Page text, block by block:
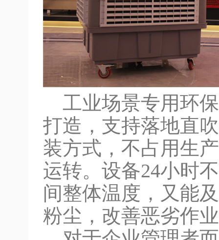
工业场景专用环
打造，支持落地直
装方式，不占用生
运转。设备24小时
间整体温度，又能
粉尘，改善恶劣作